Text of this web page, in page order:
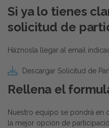
Si ya lo tienes
solicitud de
Háznosla llegar al email
Descargar Solicitud de
Rellena el
Nuestro equipo se pondrá en
la mejor opción de